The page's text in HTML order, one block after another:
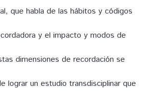
que habla de las hábitos y códigos
y el impacto y modos de
dimensiones de recordación se
lograr un estudio transdisciplinar que